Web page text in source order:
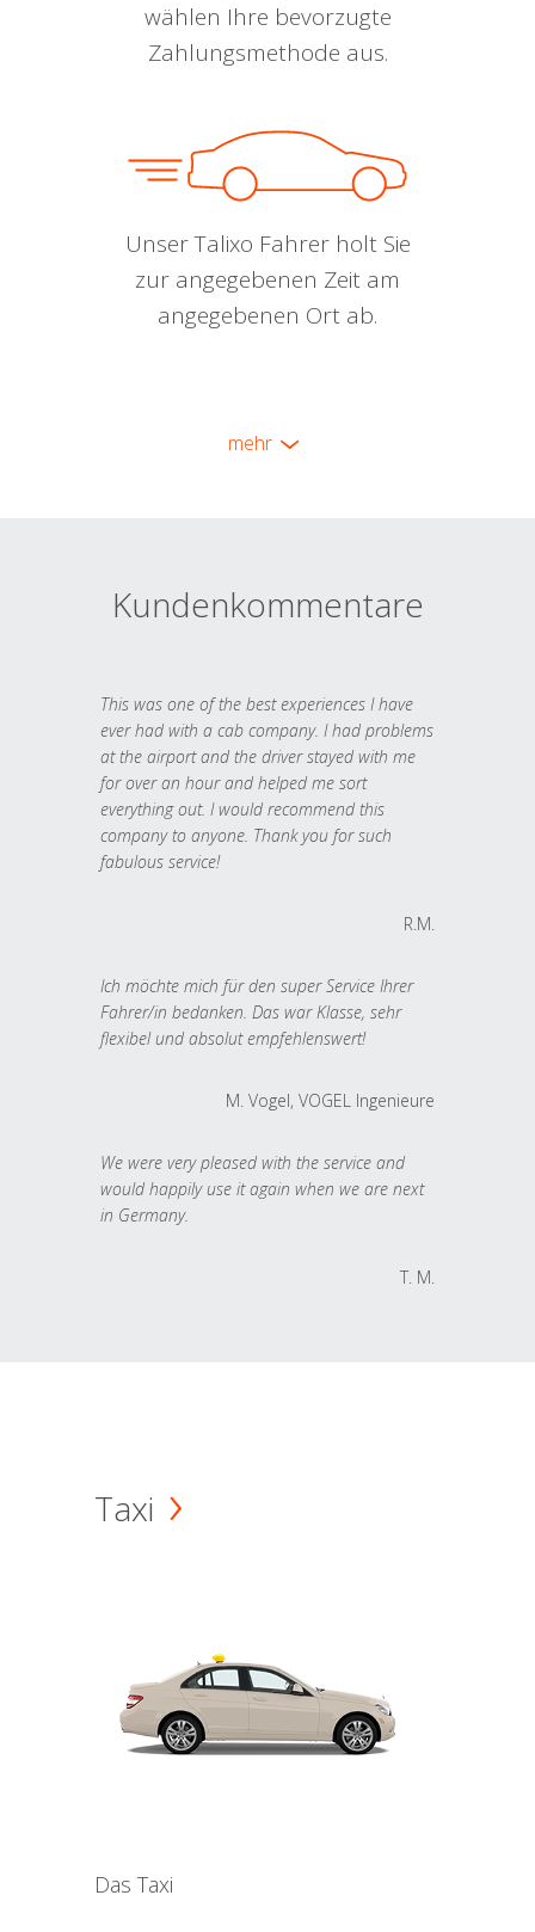
wählen Ihre bevorzugte
Zahlungsmethode aus.
Unser Talixo Fahrer holt Sie
zur angegebenen Zeit am
angegebenen Ort ab.
mehr
Kundenkommentare
This was one of the best experiences I have
ever had with a cab company. I had problems
at the airport and the driver stayed with me
for over an hour and helped me sort
everything out. I would recommend this
company to anyone. Thank you for such
fabulous service!
R.M.
Ich möchte mich für den super Service Ihrer
Fahrer/in bedanken. Das war Klasse, sehr
flexibel und absolut empfehlenswert!
M. Vogel, VOGEL Ingenieure
We were very pleased with the service and
would happily use it again when we are next
in Germany.
T. M.
Taxi
Das Taxi